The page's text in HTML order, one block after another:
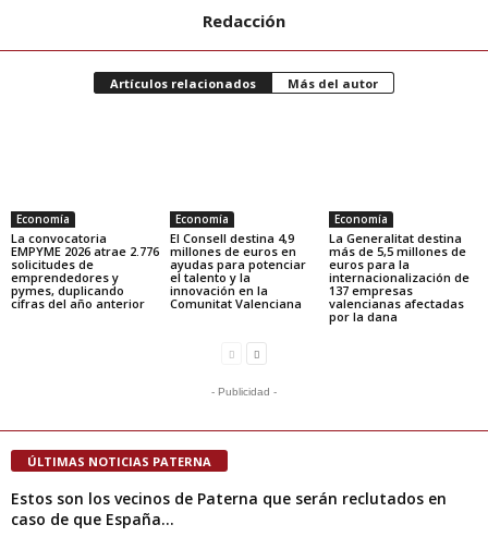
Redacción
Artículos relacionados Más del autor
Economía
La convocatoria
EMPYME 2026 atrae 2.776
solicitudes de
emprendedores y
pymes, duplicando
cifras del año anterior
Economía
El Consell destina 4,9
millones de euros en
ayudas para potenciar
el talento y la
innovación en la
Comunitat Valenciana
Economía
La Generalitat destina
más de 5,5 millones de
euros para la
internacionalización de
137 empresas
valencianas afectadas
por la dana
- Publicidad -
ÚLTIMAS NOTICIAS PATERNA
Estos son los vecinos de Paterna que serán reclutados en
caso de que España...